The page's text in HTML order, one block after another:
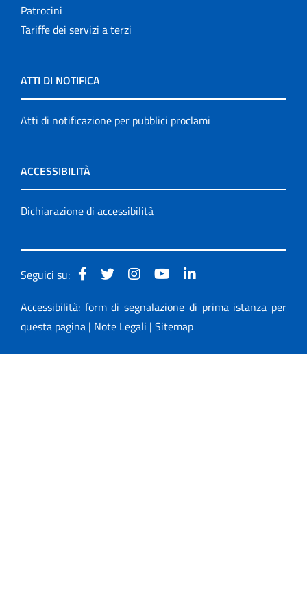
Patrocini
Tariffe dei servizi a terzi
ATTI DI NOTIFICA
Atti di notificazione per pubblici proclami
ACCESSIBILITÀ
Dichiarazione di accessibilità
Seguici su:
Accessibilità: form di segnalazione di prima istanza per
questa pagina | Note Legali | Sitemap